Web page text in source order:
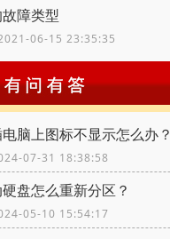
障类型
06-15 23:35:35
脑上图标不显示怎么办？
07-31 18:38:58
盘怎么重新分区？
05-10 15:54:17